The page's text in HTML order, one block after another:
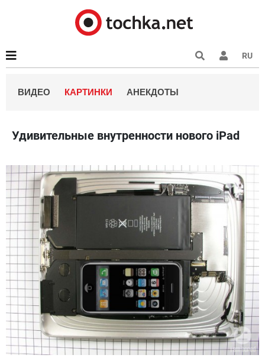
RU
ВИДЕО КАРТИНКИ АНЕКДОТЫ
Удивительные внутренности нового iPad